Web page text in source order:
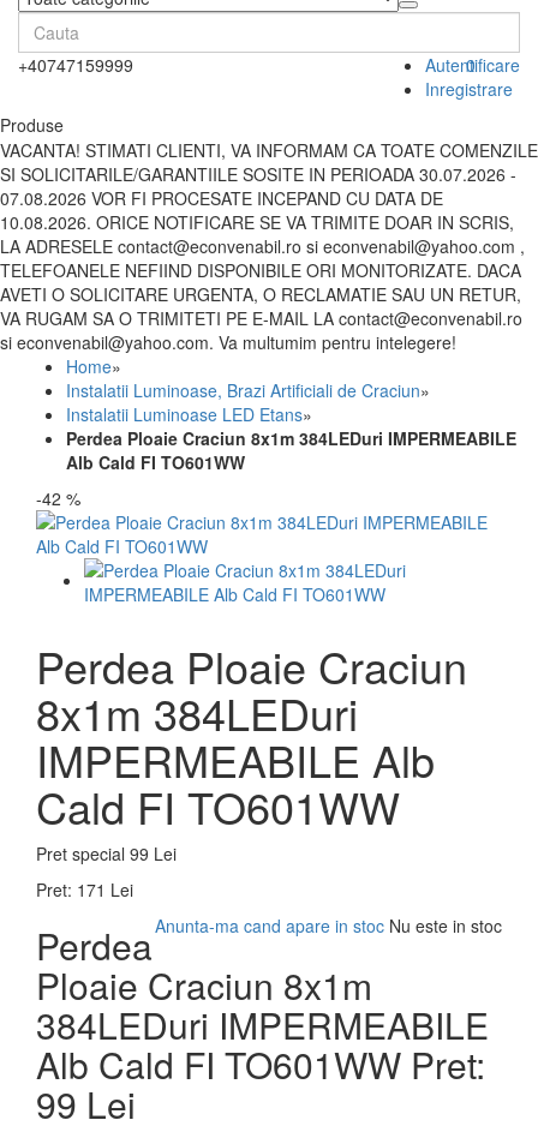
+40747159999
Autentificare
Inregistrare
0
Produse
VACANTA! STIMATI CLIENTI, VA INFORMAM CA TOATE COMENZILE
SI SOLICITARILE/GARANTIILE SOSITE IN PERIOADA 30.07.2026 -
07.08.2026 VOR FI PROCESATE INCEPAND CU DATA DE
10.08.2026. ORICE NOTIFICARE SE VA TRIMITE DOAR IN SCRIS,
LA ADRESELE contact@econvenabil.ro si econvenabil@yahoo.com ,
TELEFOANELE NEFIIND DISPONIBILE ORI MONITORIZATE. DACA
AVETI O SOLICITARE URGENTA, O RECLAMATIE SAU UN RETUR,
VA RUGAM SA O TRIMITETI PE E-MAIL LA contact@econvenabil.ro
si econvenabil@yahoo.com. Va multumim pentru intelegere!
Home»
Instalatii Luminoase, Brazi Artificiali de Craciun»
Instalatii Luminoase LED Etans»
Perdea Ploaie Craciun 8x1m 384LEDuri IMPERMEABILE
Alb Cald FI TO601WW
-42 %
Perdea Ploaie Craciun
8x1m 384LEDuri
IMPERMEABILE Alb
Cald FI TO601WW
Pret special 99 Lei
Pret: 171 Lei
Anunta-ma cand apare in stoc Nu este in stoc
Perdea
Ploaie Craciun 8x1m
384LEDuri IMPERMEABILE
Alb Cald FI TO601WW Pret:
99 Lei